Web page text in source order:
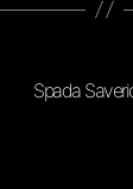
Spada